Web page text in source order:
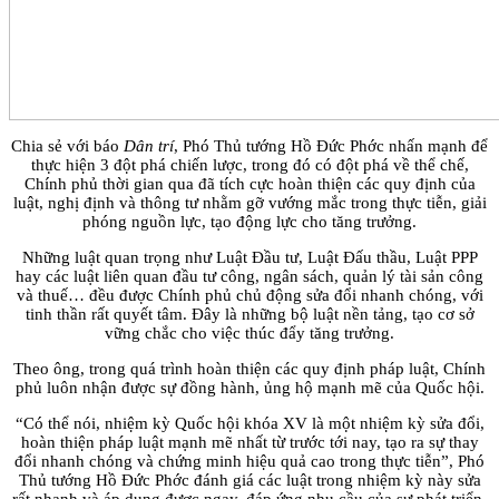
Chia sẻ với báo Dân trí, Phó Thủ tướng Hồ Đức Phớc nhấn mạnh để
thực hiện 3 đột phá chiến lược, trong đó có đột phá về thể chế,
Chính phủ thời gian qua đã tích cực hoàn thiện các quy định của
luật, nghị định và thông tư nhằm gỡ vướng mắc trong thực tiễn, giải
phóng nguồn lực, tạo động lực cho tăng trưởng.
Những luật quan trọng như Luật Đầu tư, Luật Đấu thầu, Luật PPP
hay các luật liên quan đầu tư công, ngân sách, quản lý tài sản công
và thuế… đều được Chính phủ chủ động sửa đổi nhanh chóng, với
tinh thần rất quyết tâm. Đây là những bộ luật nền tảng, tạo cơ sở
vững chắc cho việc thúc đẩy tăng trưởng.
Theo ông, trong quá trình hoàn thiện các quy định pháp luật, Chính
phủ luôn nhận được sự đồng hành, ủng hộ mạnh mẽ của Quốc hội.
“Có thể nói, nhiệm kỳ Quốc hội khóa XV là một nhiệm kỳ sửa đổi,
hoàn thiện pháp luật mạnh mẽ nhất từ trước tới nay, tạo ra sự thay
đổi nhanh chóng và chứng minh hiệu quả cao trong thực tiễn”, Phó
Thủ tướng Hồ Đức Phớc đánh giá các luật trong nhiệm kỳ này sửa